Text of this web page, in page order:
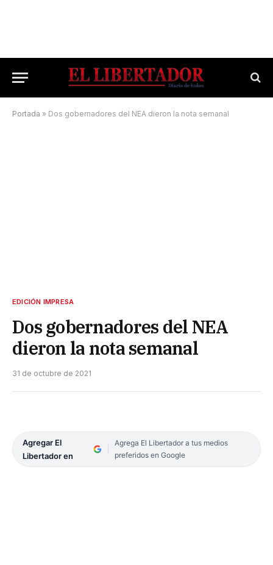
Portada » Dos gobernadores del NEA dieron la nota semanal
EDICIÓN IMPRESA
Dos gobernadores del NEA
dieron la nota semanal
31 de octubre de 2021
Agregar El
Libertador en
Agrega El Libertador a tus medios
preferidos en Google